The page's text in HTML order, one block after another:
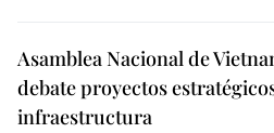
Asamblea Nacional de
debate proyectos
infraestructura